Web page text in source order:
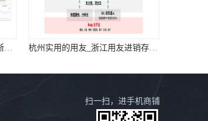
浙江专业用友_erp用友nc_用友浙江服务中心 杭州实用的用友_浙江用友进销存供应链
扫一扫，进手机商铺